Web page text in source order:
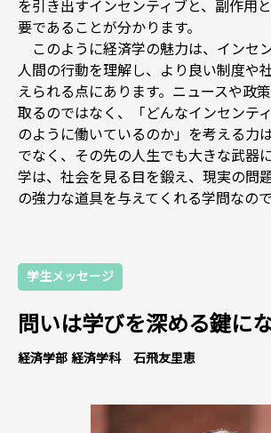
を引き出すインセンティブと、副作用
要であることが分かります。
このように経済学の魅力は、インセ
人間の行動を理解し、より良い制度や
えられる点にあります。ニュースや政
取るのではなく、「どんなインセンテ
のように働いているのか」を考える力
でなく、その先の人生でも大きな武器
学は、社会を見る目を鍛え、現実の問
の強力な道具を与えてくれる学問なので
学生メッセージ
問いは学びを深める鍵に
経済学部 経済学科 石飛友里恵